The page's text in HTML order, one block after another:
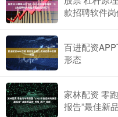
款招聘软件岗
百进配资
形态
家林配资 零
报告”最佳新